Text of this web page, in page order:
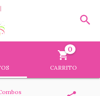
CARRITO
0